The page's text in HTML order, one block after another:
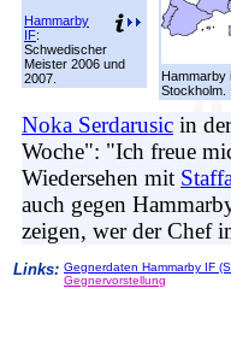
Hammarby
IF:
Schwedischer
Meister 2006 und
2007.
Hammarby
Stockholm.
Noka Serdarusic in
Woche": "Ich freue
Wiedersehen mit
auch gegen
zeigen, wer der Chef
Links: Gegnerdaten Hammarby IF
Gegnervorstellung